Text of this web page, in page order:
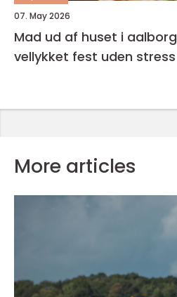
07. May 2026
Mad ud af huset i aalborg sådan får du en
vellykket fest uden stress
More articles